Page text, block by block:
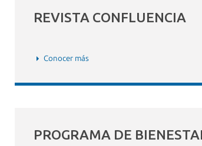
REVISTA CONFLUENCIA
Conocer más
PROGRAMA DE